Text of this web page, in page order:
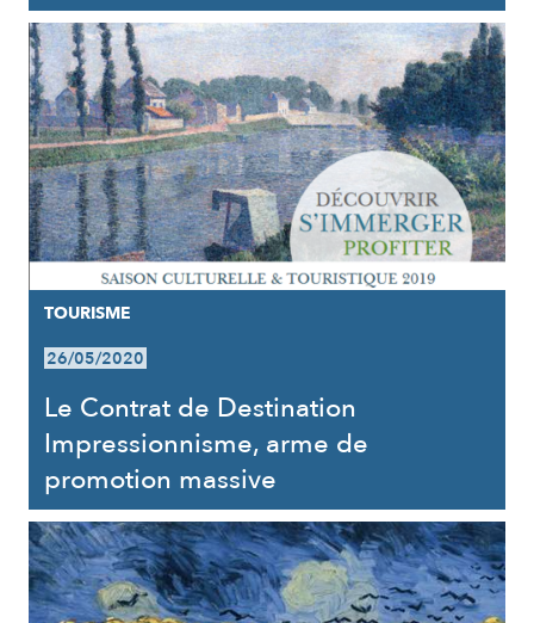
TOURISME
26/05/2020
Le Contrat de Destination
Impressionnisme, arme de
promotion massive